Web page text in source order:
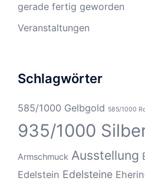
gerade fertig geworden
Veranstaltungen
Schlagwörter
585/1000 Gelbgold 585/1000
935/1000
Armschmuck Ausstellung
Edelstein Edelsteine